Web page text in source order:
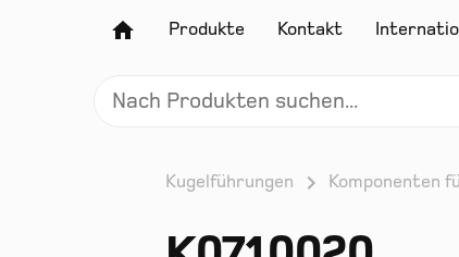
Produkte Kontakt
Kugelführungen Komponenten